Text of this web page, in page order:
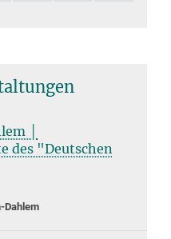
│
des "Deutschen
Dahlem